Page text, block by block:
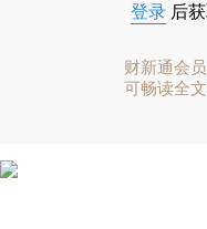
登录 后
财新通会员
可畅读全文